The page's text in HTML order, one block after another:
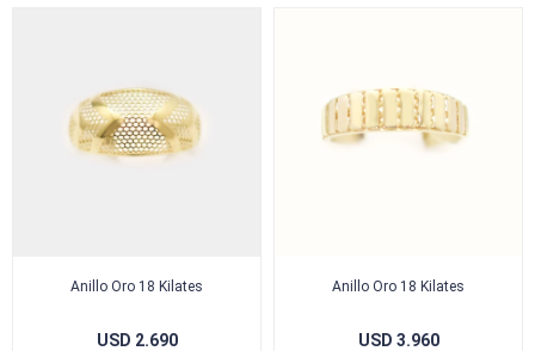
Anillo Oro 18 Kilates
USD 2.690
Anillo Oro 18 Kilates
USD 3.960